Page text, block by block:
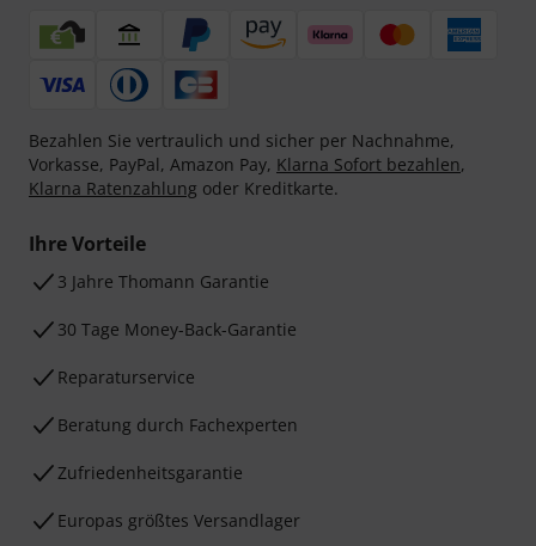
Bezahlen Sie vertraulich und sicher per Nachnahme,
Vorkasse, PayPal, Amazon Pay, Klarna Sofort bezahlen,
Klarna Ratenzahlung oder Kreditkarte.
Ihre Vorteile
3 Jahre Thomann Garantie
30 Tage Money-Back-Garantie
Reparaturservice
Beratung durch Fachexperten
Zufriedenheitsgarantie
Europas größtes Versandlager